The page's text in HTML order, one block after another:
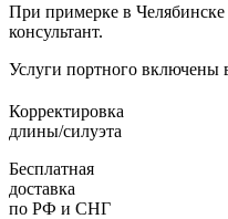
При примерке в
консультант.
Услуги портного включены
Корректировка
длины/силуэта
Бесплатная
доставка
по РФ и СНГ